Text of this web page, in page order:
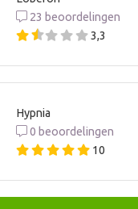
23 beoordelingen
3,3
Hypnia
0 beoordelingen
10